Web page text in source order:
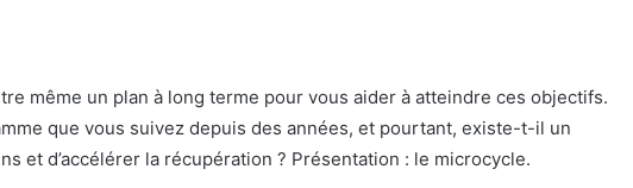
même un plan à long terme pour vous aider à atteindre ces objectifs.
que vous suivez depuis des années, et pourtant, existe-t-il un
et d’accélérer la récupération ? Présentation : le microcycle.